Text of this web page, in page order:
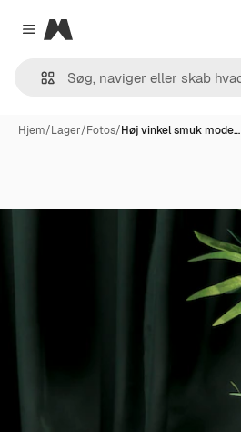
Close menu
Magnific
Hjem/Lager/Fotos/Høj vinkel smuk mode…